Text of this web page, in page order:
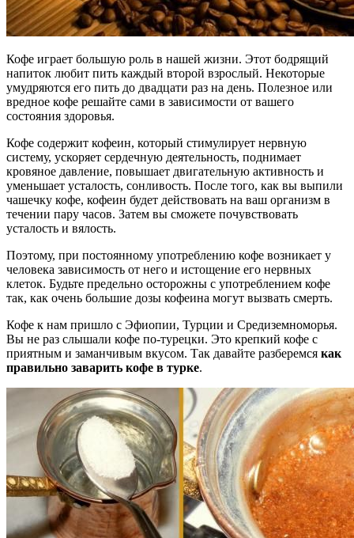
Кофе играет большую роль в нашей жизни. Этот бодрящий
напиток любит пить каждый второй взрослый. Некоторые
умудряются его пить до двадцати раз на день. Полезное или
вредное кофе решайте сами в зависимости от вашего
состояния здоровья.
Кофе содержит кофеин, который стимулирует нервную
систему, ускоряет сердечную деятельность, поднимает
кровяное давление, повышает двигательную активность и
уменьшает усталость, сонливость. После того, как вы выпили
чашечку кофе, кофеин будет действовать на ваш организм в
течении пару часов. Затем вы сможете почувствовать
усталость и вялость.
Поэтому, при постоянному употреблению кофе возникает у
человека зависимость от него и истощение его нервных
клеток. Будьте предельно осторожны с употреблением кофе
так, как очень большие дозы кофеина могут вызвать смерть.
Кофе к нам пришло с Эфиопии, Турции и Средиземноморья.
Вы не раз слышали кофе по-турецки. Это крепкий кофе с
приятным и заманчивым вкусом. Так давайте разберемся как
правильно заварить кофе в турке.